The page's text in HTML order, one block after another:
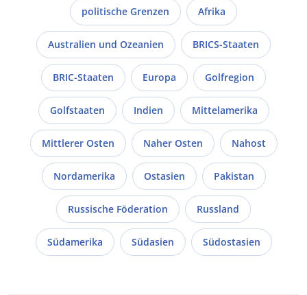
politische Grenzen Afrika
Australien und Ozeanien BRICS-Staaten
BRIC-Staaten Europa Golfregion
Golfstaaten Indien Mittelamerika
Mittlerer Osten Naher Osten Nahost
Nordamerika Ostasien Pakistan
Russische Föderation Russland
Südamerika Südasien Südostasien